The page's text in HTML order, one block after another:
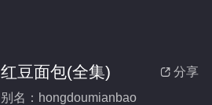
 分享
红豆面包(全集)
别名：hongdoumianbao